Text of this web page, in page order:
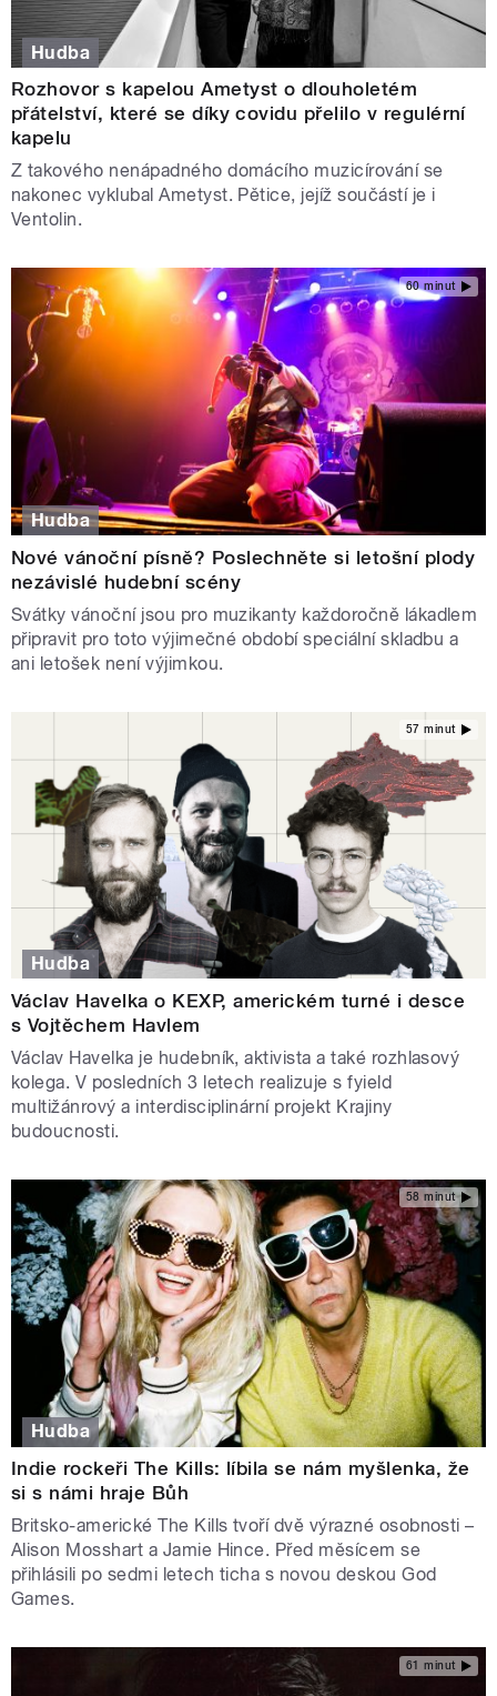
Hudba
Rozhovor s kapelou Ametyst o dlouholetém
přátelství, které se díky covidu přelilo v regulérní
kapelu
Z takového nenápadného domácího muzicírování se
nakonec vyklubal Ametyst. Pětice, jejíž součástí je i
Ventolin.
60 minut
Hudba
Nové vánoční písně? Poslechněte si letošní plody
nezávislé hudební scény
Svátky vánoční jsou pro muzikanty každoročně lákadlem
připravit pro toto výjimečné období speciální skladbu a
ani letošek není výjimkou.
57 minut
Hudba
Václav Havelka o KEXP, americkém turné i desce
s Vojtěchem Havlem
Václav Havelka je hudebník, aktivista a také rozhlasový
kolega. V posledních 3 letech realizuje s fyield
multižánrový a interdisciplinární projekt Krajiny
budoucnosti.
58 minut
Hudba
Indie rockeři The Kills: líbila se nám myšlenka, že
si s námi hraje Bůh
Britsko-americké The Kills tvoří dvě výrazné osobnosti –
Alison Mosshart a Jamie Hince. Před měsícem se
přihlásili po sedmi letech ticha s novou deskou God
Games.
61 minut